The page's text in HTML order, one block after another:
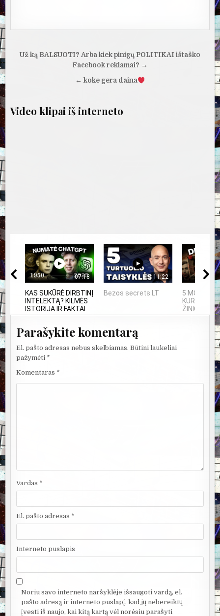
Navigacija
Už ką BALSUOTI? Arba kiek pinigų POLITIKAI ištaško
Facebook reklamai? →
← koke gera daina
Video klipai iš interneto
07:18
KAS SUKŪRĖ DIRBTINĮ
INTELEKTĄ? KILMĖS
ISTORIJA IR FAKTAI
11:22
Bezos secrets LT
5
KURIE
ŽINIOS PO
Parašykite komentarą
El. pašto adresas nebus skelbiamas. Būtini laukeliai
pažymėti *
Komentaras *
Vardas *
El. pašto adresas *
Interneto puslapis
Noriu savo interneto naršyklėje išsaugoti vardą, el.
pašto adresą ir interneto puslapį, kad jų nebereiktų
įvesti iš naujo, kai kitą kartą vėl norėsiu parašyti